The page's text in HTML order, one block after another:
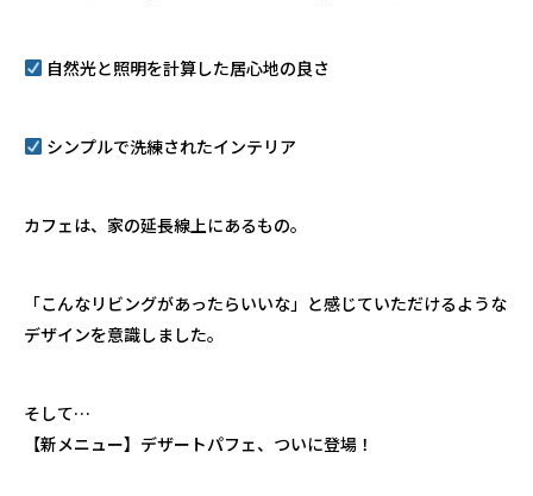
自然光と照明を計算した居心地の良さ
シンプルで洗練されたインテリア
カフェは、家の延長線上にあるもの。
「こんなリビングがあったらいいな」と感じていただけるような
デザインを意識しました。
そして…
【新メニュー】デザートパフェ、ついに登場！